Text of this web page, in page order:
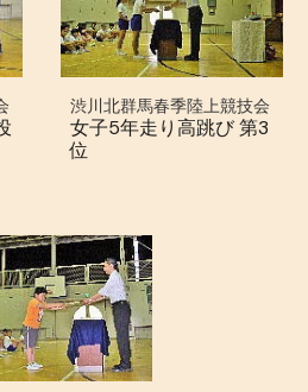
渋川北群馬春季陸上競技会
女子5年走り高跳び 第3
位